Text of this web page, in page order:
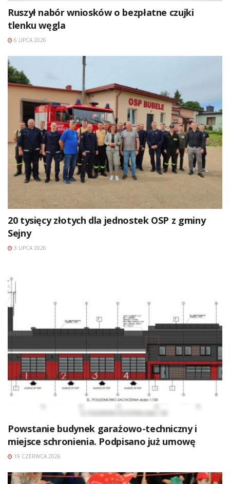
Ruszył nabór wniosków o bezpłatne czujki
tlenku węgla
6 LIPCA 2026
20 tysięcy złotych dla jednostek OSP z gminy
Sejny
3 LIPCA 2026
Powstanie budynek garażowo-techniczny i
miejsce schronienia. Podpisano już umowę
19 CZERWCA 2026